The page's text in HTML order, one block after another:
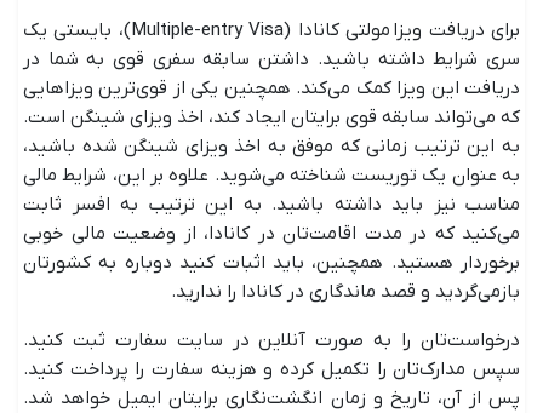
برای دریافت ویزا مولتی کانادا (Multiple-entry Visa)، بایستی یک
سری شرایط داشته باشید. داشتن سابقه سفری قوی به شما در
دریافت این ویزا کمک می‌کند. همچنین یکی از قوی‌ترین ویزاهایی
که می‌تواند سابقه قوی برایتان ایجاد کند، اخذ ویزای شینگن است.
به این ترتیب زمانی که موفق به اخذ ویزای شینگن شده باشید،
به عنوان یک توریست شناخته می‌شوید. علاوه بر این، شرایط مالی
مناسب نیز باید داشته باشید. به این ترتیب به افسر ثابت
می‌کنید که در مدت اقامت‌تان در کانادا، از وضعیت مالی خوبی
برخوردار هستید. همچنین، باید اثبات کنید دوباره به کشورتان
بازمی‌گردید و قصد ماندگاری در کانادا را ندارید.
درخواست‌تان را به صورت آنلاین در سایت سفارت ثبت کنید.
سپس مدارک‌تان را تکمیل کرده و هزینه سفارت را پرداخت کنید.
پس از آن، تاریخ و زمان انگشت‌نگاری برایتان ایمیل خواهد شد.